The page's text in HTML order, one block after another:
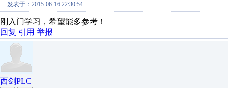
发表于：2015-06-16 22:30:54
刚入门学习，希望能多参考！
回复 引用 举报
西剑PLC